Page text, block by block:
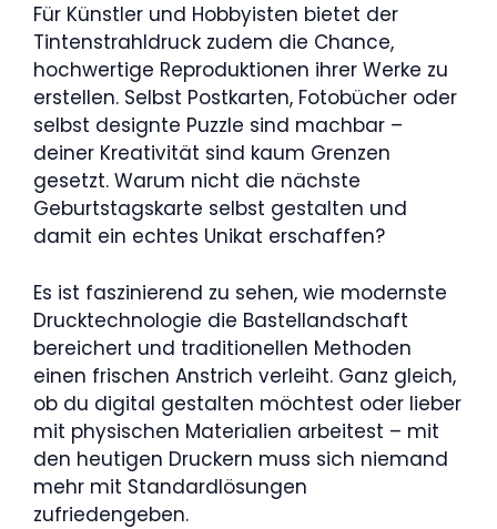
Für Künstler und Hobbyisten bietet der
Tintenstrahldruck zudem die Chance,
hochwertige Reproduktionen ihrer Werke zu
erstellen. Selbst Postkarten, Fotobücher oder
selbst designte Puzzle sind machbar –
deiner Kreativität sind kaum Grenzen
gesetzt. Warum nicht die nächste
Geburtstagskarte selbst gestalten und
damit ein echtes Unikat erschaffen?
Es ist faszinierend zu sehen, wie modernste
Drucktechnologie die Bastellandschaft
bereichert und traditionellen Methoden
einen frischen Anstrich verleiht. Ganz gleich,
ob du digital gestalten möchtest oder lieber
mit physischen Materialien arbeitest – mit
den heutigen Druckern muss sich niemand
mehr mit Standardlösungen
zufriedengeben.